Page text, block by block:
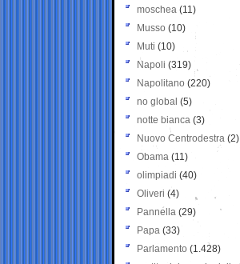
moschea (11)
Musso (10)
Muti (10)
Napoli (319)
Napolitano (220)
no global (5)
notte bianca (3)
Nuovo Centrodestra (2)
Obama (11)
olimpiadi (40)
Oliveri (4)
Pannella (29)
Papa (33)
Parlamento (1.428)